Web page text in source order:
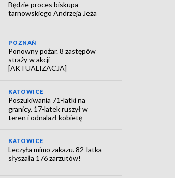
Będzie proces biskupa
tarnowskiego Andrzeja Jeża
POZNAŃ
Ponowny pożar. 8 zastępów
straży w akcji
[AKTUALIZACJA]
KATOWICE
Poszukiwania 71-latki na
granicy. 17-latek ruszył w
teren i odnalazł kobietę
KATOWICE
Leczyła mimo zakazu. 82-latka
słyszała 176 zarzutów!